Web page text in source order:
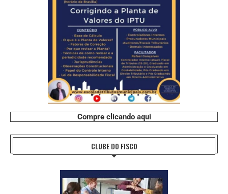
Compre clicando aqui
CLUBE DO FISCO